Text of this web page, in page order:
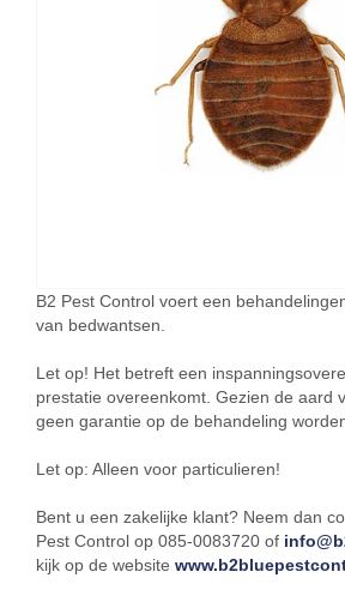
B2 Pest Control voert een
van bedwantsen.
Let op! Het betreft een
prestatie overeenkomt. Gezien de aard
geen garantie op de behandeling
Let op: Alleen voor particulieren!
Bent u een zakelijke klant? Neem dan
Pest Control op 085-0083720 of
kijk op de website